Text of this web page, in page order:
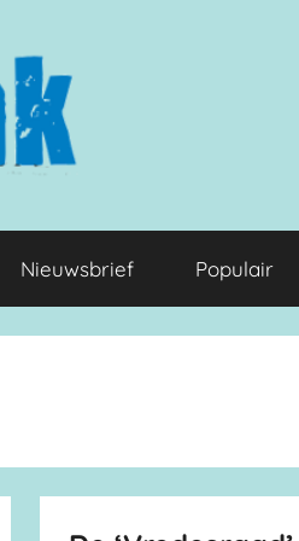
Nieuwsbrief Populair